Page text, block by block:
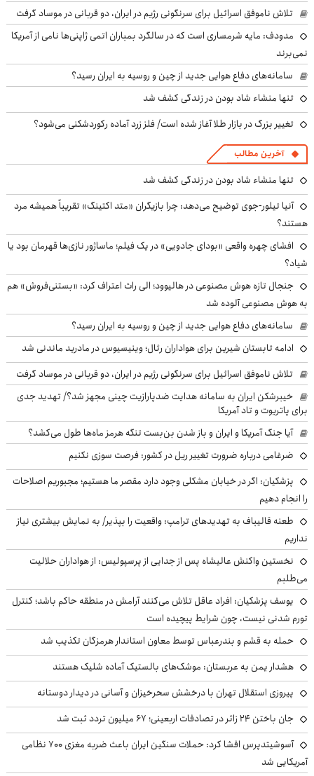
تلاش ناموفق اسرائیل برای سرنگونی رژیم در ایران، دو قربانی در موساد گرفت
مدودف: مایه شرمساری است که در سالگرد بمباران اتمی ژاپنی‌ها نامی از آمریکا
نمی‌برند
سامانه‌های دفاع هوایی جدید از چین و روسیه به ایران رسید؟
تنها منشاء شاد بودن در زندگی کشف شد
تغییر بزرگ در بازار طلا آغاز شده است/ فلز زرد آماده رکوردشکنی می‌شود؟
آخرین مطالب
تنها منشاء شاد بودن در زندگی کشف شد
آنیا تیلور-جوی توضیح می‌دهد: چرا بازیگران «متد اکتینگ» تقریباً همیشه مرد
هستند؟
افشای چهره واقعی «بودای جادویی» در یک فیلم؛ ماساژور نازی‌ها قهرمان بود یا
شیاد؟
جنجال تازه هوش مصنوعی در هالیوود؛ الی راث اعتراف کرد: «بستنی‌فروش» هم
به هوش مصنوعی آلوده شد
سامانه‌های دفاع هوایی جدید از چین و روسیه به ایران رسید؟
ادامه تابستان شیرین برای هواداران رئال؛ وینیسیوس در مادرید ماندنی شد
تلاش ناموفق اسرائیل برای سرنگونی رژیم در ایران، دو قربانی در موساد گرفت
خیبرشکن ایران به سامانه هدایت ضدپارازیت چینی مجهز شد؟/ تهدید جدی
برای پاتریوت و تاد آمریکا
آیا جنگ آمریکا و ایران و باز شدن بن‌بست تنگه هرمز ماه‌ها طول می‌کشد؟
ضرغامی درباره ضرورت تغییر ریل در کشور: فرصت سوزی نکنیم
پزشکیان: اگر در خیابان مشکلی وجود دارد مقصر ما هستیم؛ مجبوریم اصلاحات
را انجام دهیم
طعنه قالیباف به تهدیدهای ترامپ: واقعیت را بپذیر/ به نمایش بیشتری نیاز
نداریم
نخستین واکنش عالیشاه پس از جدایی از پرسپولیس: از هواداران حلالیت
می‌طلبم
یوسف پزشکیان: افراد عاقل تلاش می‌کنند آرامش در منطقه حاکم باشد؛ کنترل
تورم شدنی نیست، چون شرایط پیچیده است
حمله به قشم و بندرعباس توسط معاون استاندار هرمزگان تکذیب شد
هشدار یمن به عربستان: موشک‌های بالستیک آماده شلیک هستند
پیروزی استقلال تهران با درخشش سحرخیزان و آسانی در دیدار دوستانه
جان باختن ۲۴ زائر در تصادفات اربعینی؛ ۶۷ میلیون تردد ثبت شد
آسوشیتدپرس افشا کرد: حملات سنگین ایران باعث ضربه مغزی ۷۰۰ نظامی
آمریکایی شد